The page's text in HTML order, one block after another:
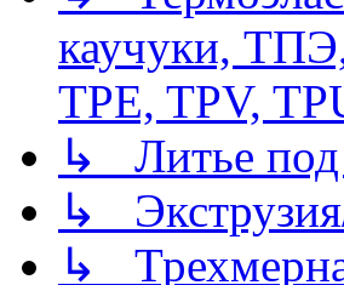
каучуки,
TPE, TPV,
↳ Литье под
↳
↳